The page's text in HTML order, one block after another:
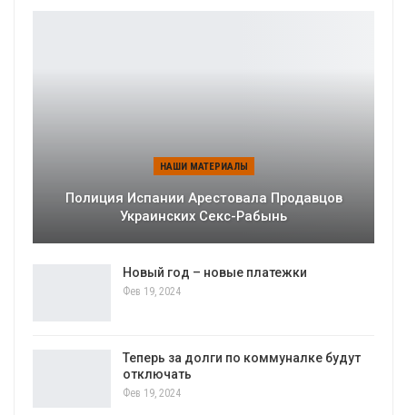
НАШИ МАТЕРИАЛЫ
Полиция Испании Арестовала Продавцов
Украинских Секс-Рабынь
Новый год – новые платежки
Фев 19, 2024
Теперь за долги по коммуналке будут
отключать
Фев 19, 2024